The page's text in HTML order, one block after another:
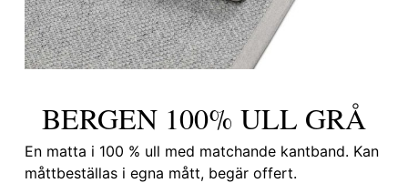
BERGEN 100% ULL GRÅ
En matta i 100 % ull med matchande kantband. Kan
måttbeställas i egna mått, begär offert.